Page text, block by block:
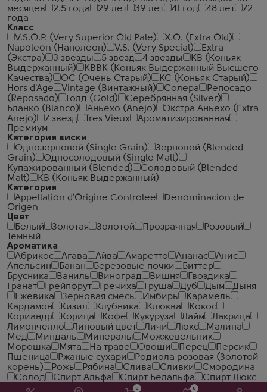
0 0
месяцев
2.5 года 29 лет 39 лет 41 год 48 лет
72
года
Класс
V.S.O.P. (Very Superior Old Pale)
X.O. (Extra Old)
Napoleon (Наполеон)
V.S. (Very Special)
Extra
(Экстра)
3 звезды 5 звезд 4 звезды
КВ (Коньяк
Выдержанный)
КВВК (Коньяк Выдержанный Высшего
Качества)
ОС (Очень Старый)
КС (Коньяк Старый)
Hors d'Age
Vintage (Винтажный) Солера
Репосадо
(Reposado)
Голд (Gold)
Серебрянная (Silver)
Бланко (Blanco)
Аньехо (Anejo)
Экстра Аньехо (Extra
Anejo)
7 звезд Tres Vieux
Ароматизированная
Премиум
Категория виски
Однозерновой (Single Grain)
Зерновой (Blended
Grain)
Односолодовый (Single Malt)
Купажированный (Blended)
Солодовый (Blended
Malt)
КВ (Коньяк Выдержанный)
Категория
Appellation d'Origine Controlee
Denominacion de
Origen
Цвет
Белый
Золотая Золотой Прозрачная
Розовый
Темный
Ароматика
Абрикос
Агава Айва Амаретто Ананас
Анис
Апельсин
Банан Березовые почки
Биттер
Брусника
Ваниль Виноград Вишня
Гвоздика
Гранат
Грейпфрут Гречиха Груша Дуб Дым
Дыня
Ежевика
Зерновая смесь Имбирь
Карамель
Кардамон
Кизил Клубника Клюква
Кокос
Кориандр
Корица Кофе Кукуруза Лайм
Лакрица
Лимончелло
Липовый цвет Личи Люкс
Малина
Мед
Миндаль Минералы
Можжевельник
Морошка
Мята На траве Овощи Перец
Персик
Пшеница
Ржаные сухари
Родиола розовая (Золотой
корень)
Рожь Рябина Слива Сливки
Смородина
Солод
Спирт Альфа Спирт Белальфа
Спирт Люкс
Тмин
Тутовник Фруктовый Фундук Хмель